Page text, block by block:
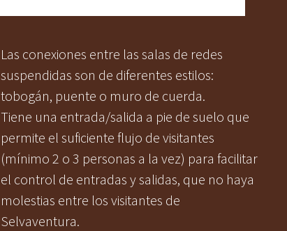
Las conexiones entre las salas de redes
suspendidas son de diferentes estilos:
tobogán, puente o muro de cuerda.
Tiene una entrada/salida a pie de suelo que
permite el suficiente flujo de visitantes
(mínimo 2 o 3 personas a la vez) para facilitar
el control de entradas y salidas, que no haya
molestias entre los visitantes de
Selvaventura.